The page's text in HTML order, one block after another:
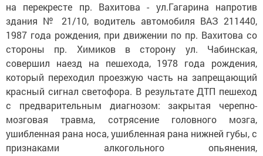
на перекресте пр. Вахитова - ул.Гагарина напротив
здания № 21/10, водитель автомобиля ВАЗ 211440,
1987 года рождения, при движении по пр. Вахитова со
стороны пр. Химиков в сторону ул. Чабинская,
совершил наезд на пешехода, 1978 года рождения,
который переходил проезжую часть на запрещающий
красный сигнал светофора. В результате ДТП пешеход
с предварительным диагнозом: закрытая черепно-
мозговая травма, сотрясение головного мозга,
ушибленная рана носа, ушибленная рана нижней губы, с
признаками алкогольного опьянения,